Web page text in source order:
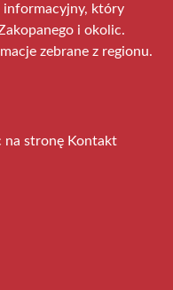
informacyjny, który
i okolic.
zebrane z regionu.
na stronę Kontakt